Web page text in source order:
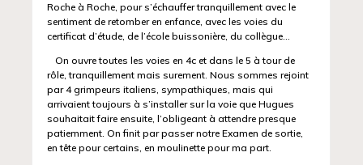
Roche à Roche, pour s’échauffer tranquillement avec le
sentiment de retomber en enfance, avec les voies du
certificat d’étude, de l’école buissonière, du collègue…
On ouvre toutes les voies en 4c et dans le 5 à tour de
rôle, tranquillement mais surement. Nous sommes rejoint
par 4 grimpeurs italiens, sympathiques, mais qui
arrivaient toujours à s’installer sur la voie que Hugues
souhaitait faire ensuite, l’obligeant à attendre presque
patiemment. On finit par passer notre Examen de sortie,
en tête pour certains, en moulinette pour ma part.